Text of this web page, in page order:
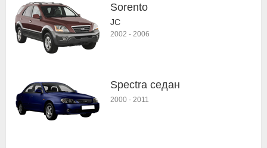
Sorento
JC
2002 - 2006
Spectra седан
2000 - 2011